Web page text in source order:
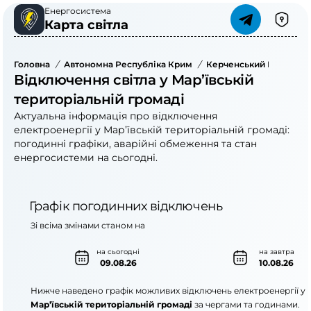
Енергосистема
Карта світла
Головна / Автономна Республіка Крим / Керченський Район
Відключення світла у Мар’ївській
територіальній громаді
Актуальна інформація про відключення
електроенергії у Мар’ївській територіальній громаді:
погодинні графіки, аварійні обмеження та стан
енергосистеми на сьогодні.
Графік погодинних відключень
на сьогодні
09.08.26
на завтра
10.08.26
Зі всіма змінами станом на
Нижче наведено графік можливих відключень електроенергії у
Мар’ївській територіальній громаді за чергами та годинами.